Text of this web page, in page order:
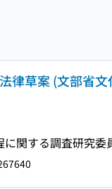
律草案 (文部省
関する調査研究委